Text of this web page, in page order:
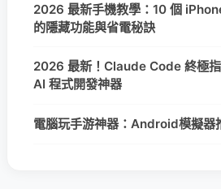
2026 最新手機教學：10 個
的隱藏功能與省電秘訣
2026 最新！Claude Code 終極
AI 程式開發神器
電腦玩手游神器：Android模擬器